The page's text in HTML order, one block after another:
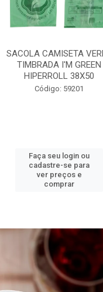
SACOLA CAMISETA
TIMBRADA I'M GREEN
HIPERROLL 38X50
Código: 59201
Faça seu login ou
cadastre-se para
ver preços e
comprar